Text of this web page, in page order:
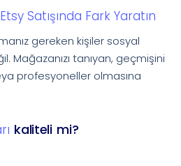
Satışında Fark Yaratın
gereken kişiler sosyal
Mağazanızı tanıyan, geçmişini
profesyoneller olmasına
kaliteli mi?